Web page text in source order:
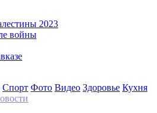
2023
войны
Спорт Фото Видео Здоровье Кухня